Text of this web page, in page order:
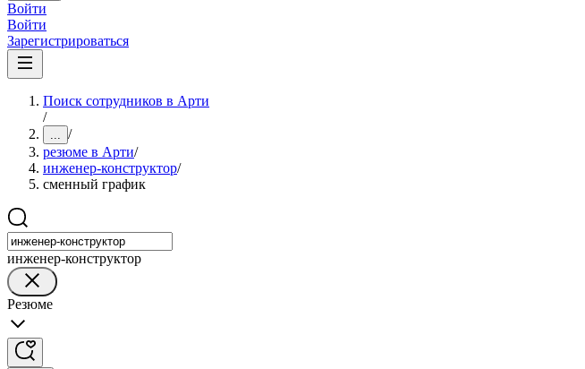
Войти
Войти
Зарегистрироваться
Поиск сотрудников в Арти
/
... /
резюме в Арти/
инженер-конструктор/
сменный график
инженер-конструктор
Резюме